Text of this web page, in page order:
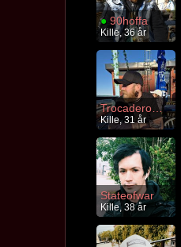
● 90hoffa
Kille, 36 år
Trocaderomixer
Kille, 31 år
Stateofwar
Kille, 38 år